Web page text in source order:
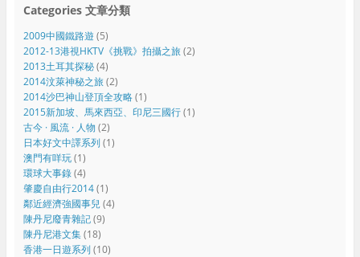
Categories 文章分類
2009中國鐵路遊(5)
2012-13港視HKTV《挑戰》拍攝之旅 (2)
2013土耳其探秘(4)
2014汶萊神秘之旅 (2)
2014沙巴神山登頂全攻略(1)
2015新加坡、馬來西亞、印尼三國行(1)
古今 · 風流 · 人物 (2)
日本好文中譯系列(1)
澳門有咩玩(1)
環球大事錄(4)
肇慶自由行2014(1)
鄰近經濟強國事兒(4)
陳丹尼廢青雜記(9)
陳丹尼港文集(18)
香港一日遊系列(10)